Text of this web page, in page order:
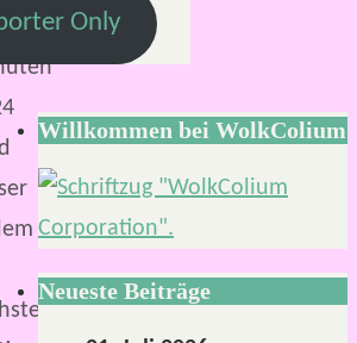
Only
Willkommen bei WolkColium
Neueste Beiträge